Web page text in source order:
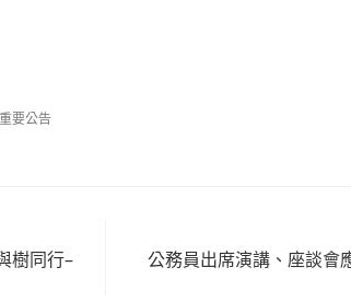
重要公告
樹同行–
公務員出席演講、座談會